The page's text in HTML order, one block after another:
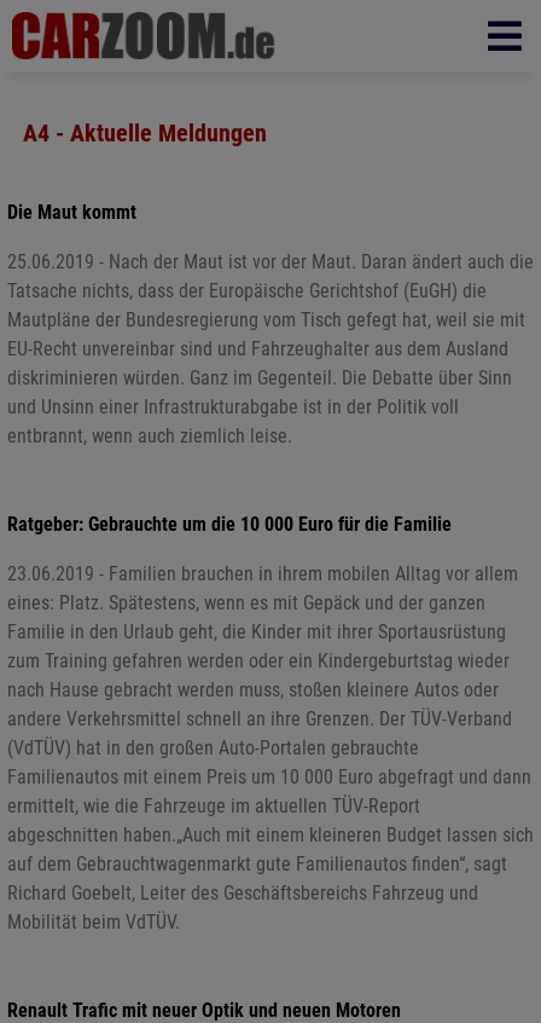
A4 - Aktuelle Meldungen
Die Maut kommt
25.06.2019 - Nach der Maut ist vor der Maut. Daran ändert auch die
Tatsache nichts, dass der Europäische Gerichtshof (EuGH) die
Mautpläne der Bundesregierung vom Tisch gefegt hat, weil sie mit
EU-Recht unvereinbar sind und Fahrzeughalter aus dem Ausland
diskriminieren würden. Ganz im Gegenteil. Die Debatte über Sinn
und Unsinn einer Infrastrukturabgabe ist in der Politik voll
entbrannt, wenn auch ziemlich leise.
Ratgeber: Gebrauchte um die 10 000 Euro für die Familie
23.06.2019 - Familien brauchen in ihrem mobilen Alltag vor allem
eines: Platz. Spätestens, wenn es mit Gepäck und der ganzen
Familie in den Urlaub geht, die Kinder mit ihrer Sportausrüstung
zum Training gefahren werden oder ein Kindergeburtstag wieder
nach Hause gebracht werden muss, stoßen kleinere Autos oder
andere Verkehrsmittel schnell an ihre Grenzen. Der TÜV-Verband
(VdTÜV) hat in den großen Auto-Portalen gebrauchte
Familienautos mit einem Preis um 10 000 Euro abgefragt und dann
ermittelt, wie die Fahrzeuge im aktuellen TÜV-Report
abgeschnitten haben.„Auch mit einem kleineren Budget lassen sich
auf dem Gebrauchtwagenmarkt gute Familienautos finden“, sagt
Richard Goebelt, Leiter des Geschäftsbereichs Fahrzeug und
Mobilität beim VdTÜV.
Renault Trafic mit neuer Optik und neuen Motoren